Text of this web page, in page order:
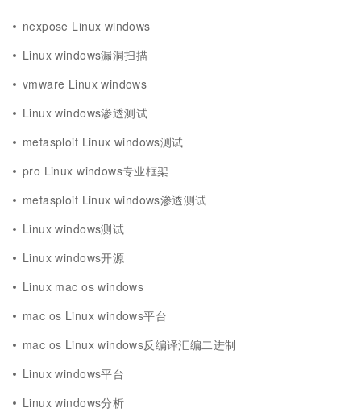
nexpose Linux windows
Linux windows漏洞扫描
vmware Linux windows
Linux windows渗透测试
metasploit Linux windows测试
pro Linux windows专业框架
metasploit Linux windows渗透测试
Linux windows测试
Linux windows开源
Linux mac os windows
mac os Linux windows平台
mac os Linux windows反编译汇编二进制
Linux windows平台
Linux windows分析